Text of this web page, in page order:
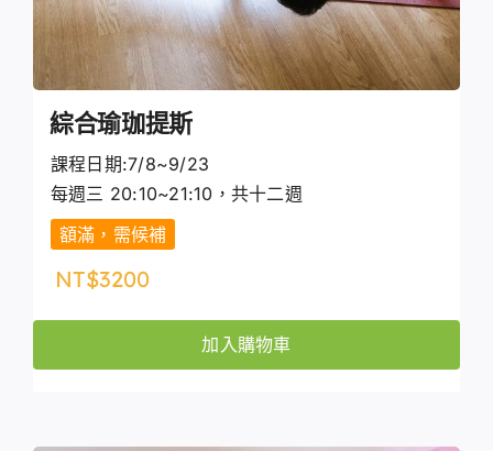
綜合瑜珈提斯
課程日期:7/8~9/23
每週三 20:10~21:10，共十二週
額滿，需候補
NT$3200
加入購物車